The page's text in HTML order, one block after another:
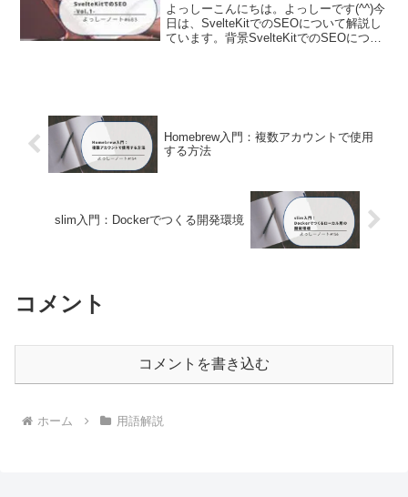
よっしーこんにちは。よっしーです(^^)今
日は、SvelteKitでのSEOについて解説し
ています。背景SvelteKitでのSEOについ
Homebrew入門：複数アカウントで使用
する方法
slim入門：Dockerでつくる開発環境
コメント
コメントを書き込む
ホーム 用語解説